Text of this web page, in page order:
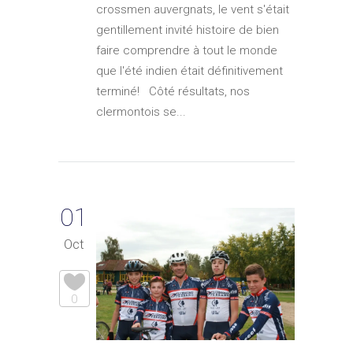
crossmen auvergnats, le vent s'était
gentillement invité histoire de bien
faire comprendre à tout le monde
que l'été indien était définitivement
terminé! Côté résultats, nos
clermontois se...
01
Oct
0